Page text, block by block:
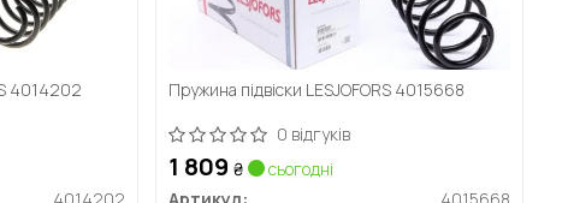
4014202
Пружина підвіски LESJOFORS 4015668
0 відгуків
1 809₴
сьогодні